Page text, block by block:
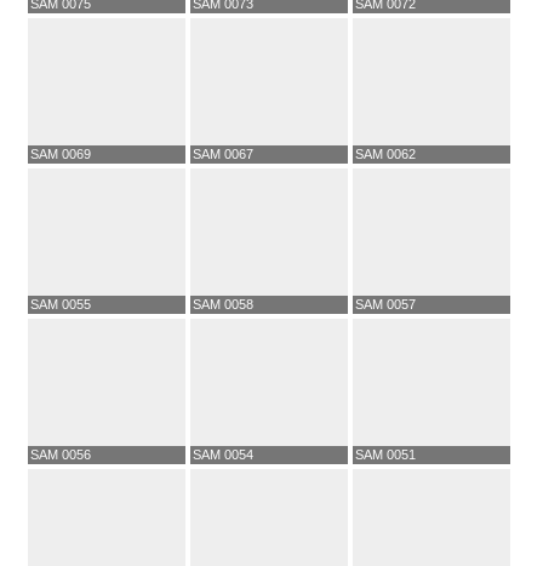
SAM 0075 SAM 0073 SAM 0072
SAM 0069 SAM 0067 SAM 0062
SAM 0055 SAM 0058 SAM 0057
SAM 0056 SAM 0054 SAM 0051